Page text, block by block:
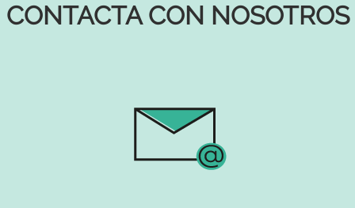
CONTACTA CON NOSOTROS